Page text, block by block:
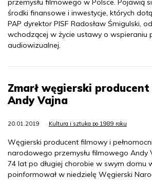
przemysłu filmowego w Polsce. Pojawią
środki finansowe i inwestycje, których
PAP dyrektor PISF Radosław Śmigulski,
wchodzącej w życie ustawy o wspieraniu
audiowizualnej.
Zmarł węgierski
Andy Vajna
20.01.2019 Kultura i sztuka po 1989 roku
Węgierski producent filmowy i
narodowego przemysłu filmowego Andy
74 lat po długiej chorobie w swym domu
poinformował w niedzielę Węgierski